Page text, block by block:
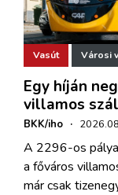
Vasút Városi
Egy híján
villamos
BKK/iho ·
A 2296-os
a főváros
már csak